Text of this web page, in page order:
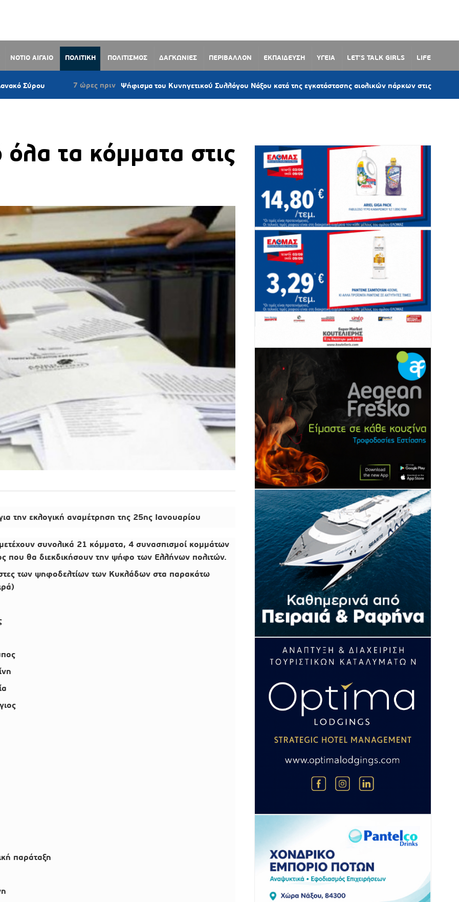
ΝΟΤΙΟ ΑΙΓΑΙΟ ΠΟΛΙΤΙΚΗ ΠΟΛΙΤΙΣΜΟΣ ΔΑΓΚΩΝΙΕΣ ΠΕΡΙΒΑΛΛΟΝ ΕΚΠΑΙΔΕΥΣΗ ΥΓΕΙΑ LET’S TALK GIRLS LIFE
7 ώρες πριν Ψήφισμα του Κυνηγετικού Συλλόγου Νάξου κατά της εγκατάστασης αιολικών πάρκων στις Κυκλάδες
τα κόμματα στις
την εκλογική αναμέτρηση της 25ης Ιανουαρίου
συνολικά 21 κόμματα, 4 συνασπισμοί κομμάτων
που θα διεκδικήσουν την ψήφο των Ελλήνων πολιτών.
των ψηφοδελτίων των Κυκλάδων στα παρακάτω
παράταξη